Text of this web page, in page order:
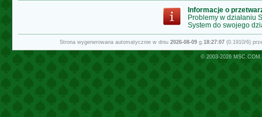
Informacje o
Problemy w działaniu
System do swojego
Strona wygenerowana automatycznie w dniu 2026-08-09g.18:27:07(0.1910/6)
© 2003-2026